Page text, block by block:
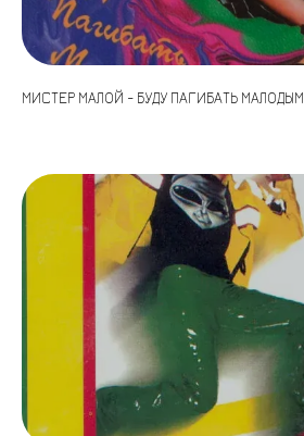
МИСТЕР МАЛОЙ - БУДУ ПАГИБАТЬ МАЛОДЫМ